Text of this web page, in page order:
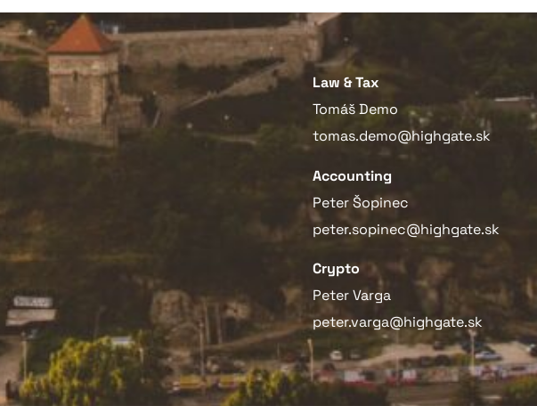
Law & Tax
Tomáš Demo
tomas.demo@highgate.sk
Accounting
Peter Šopinec
peter.sopinec@highgate.sk
Crypto
Peter Varga
peter.varga@highgate.sk